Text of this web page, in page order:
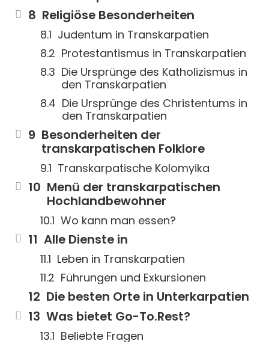
Religiöse Besonderheiten
Judentum in Transkarpatien
Protestantismus in Transkarpatien
Die Ursprünge des Katholizismus in
den Transkarpatien
Die Ursprünge des Christentums in
den Transkarpatien
Besonderheiten der
transkarpatischen Folklore
Transkarpatische Kolomyika
Menü der transkarpatischen
Hochlandbewohner
Wo kann man essen?
Alle Dienste in
Leben in Transkarpatien
Führungen und Exkursionen
Die besten Orte in Unterkarpatien
Was bietet Go-To.Rest?
Beliebte Fragen